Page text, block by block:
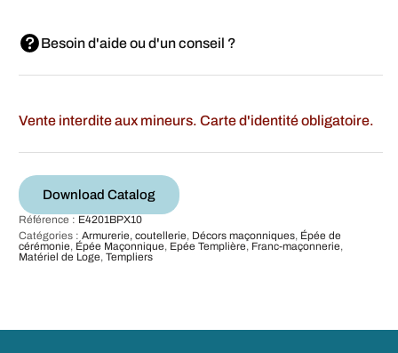
Besoin d'aide ou d'un conseil ?
Vente interdite aux mineurs. Carte d'identité obligatoire.
Download Catalog
Référence : E4201BPX10
Catégories : Armurerie, coutellerie, Décors maçonniques, Épée de
cérémonie, Épée Maçonnique, Epée Templière, Franc-maçonnerie,
Matériel de Loge, Templiers